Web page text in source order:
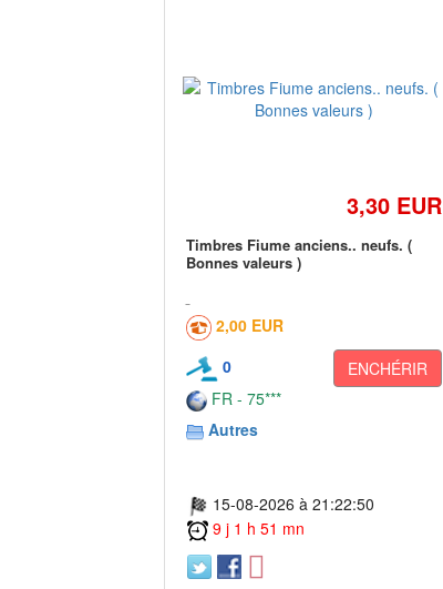
3,30 EUR
Timbres Fiume anciens.. neufs. (
Bonnes valeurs )
2,00 EUR
0
ENCHÉRIR
FR - 75***
Autres
15-08-2026 à 21:22:50
9 j 1 h 51 mn